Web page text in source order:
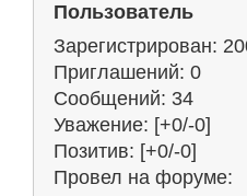
Пользователь
Зарегистрирован:
Приглашений: 0
Сообщений: 34
Уважение: [+0/-0]
Позитив: [+0/-0]
Провел на форуме: